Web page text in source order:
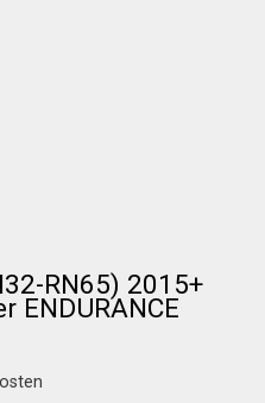
RN65) 2015+
ENDURANCE